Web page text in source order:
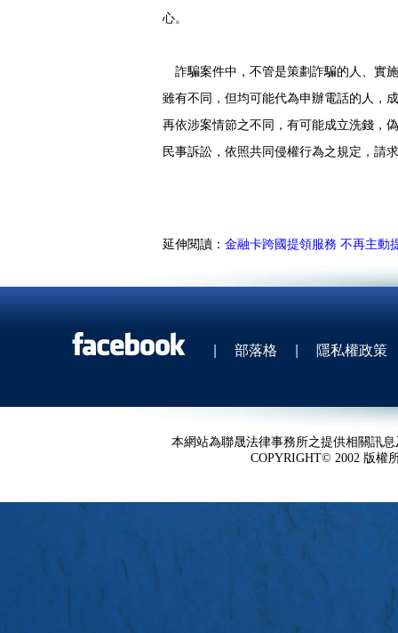
心。
詐騙案件中，不管是策劃詐騙的人、實
雖有不同，但均可能代為申辦電話的人，
再依涉案情節之不同，有可能成立洗錢，
民事訴訟，依照共同侵權行為之規定，請
延伸閱讀： 金融卡跨國提領服務 不再主動
| 部落格 | 隱私權政策
本網站為聯晟法律事務所之提供相關訊
COPYRIGHT© 2002 版權